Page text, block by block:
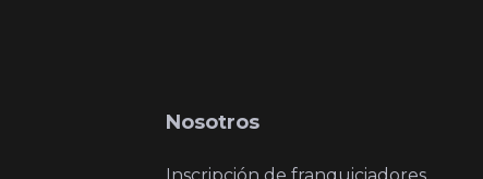
Nosotros
Inscripción de franquiciadores